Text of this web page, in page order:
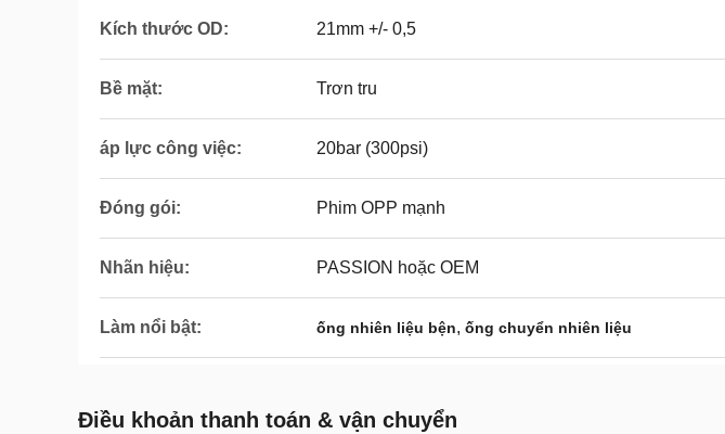
Kích thước OD: 21mm +/- 0,5
Bề mặt: Trơn tru
áp lực công việc: 20bar (300psi)
Đóng gói: Phim OPP mạnh
Nhãn hiệu: PASSION hoặc OEM
Làm nổi bật: ống nhiên liệu bện, ống chuyển nhiên liệu
Điều khoản thanh toán & vận chuyển